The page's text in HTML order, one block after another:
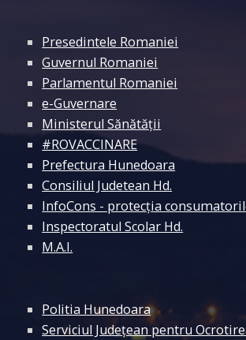
Presedintele Romaniei
Guvernul Romaniei
Parlamentul Romaniei
e-Guvernare
Ministerul Sănătății
#ROVACCINARE
Prefectura Hunedoara
Consiliul Judetean Hd.
InfoCons - protecția
Inspectoratul Scolar Hd.
M.A.I.
Politia Hunedoara
Serviciul Județean pentru